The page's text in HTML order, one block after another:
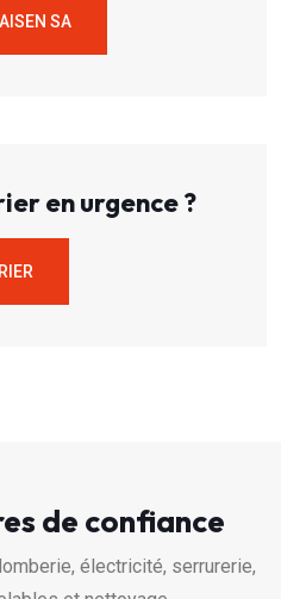
SA
en urgence ?
de confiance
électricité, serrurerie,